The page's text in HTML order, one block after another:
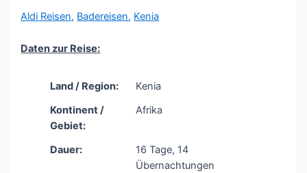
Aldi Reisen, Badereisen, Kenia
Daten zur Reise:
Land / Region:
Kenia
Kontinent /
Gebiet:
Afrika
Dauer:
16 Tage, 14
Übernachtungen